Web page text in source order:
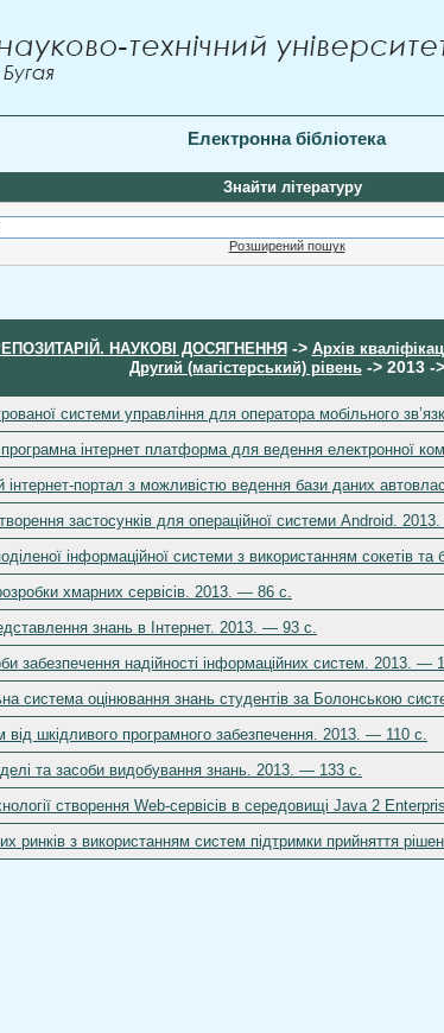
Електронна бібліотека
Знайти літературу
Розширений пошук
НАУКОВІ ДОСЯГНЕННЯ-> Архів
Другий (магістерський) рівень-> 2013 ->
системи управління для оператора мобільного
інтернет платформа для ведення електронної
інтернет-портал з можливістю ведення бази даних
застосунків для операційної системи Android.
інформаційної системи з використанням сокетів та
хмарних сервісів. 2013. — 86 c.
знань в Інтернет. 2013. — 93 c.
забезпечення надійності інформаційних систем. 2013. —
система оцінювання знань студентів за Болонською
шкідливого програмного забезпечення. 2013. — 110 c.
та засоби видобування знань. 2013. — 133 c.
створення Web-сервісів в середовищі Java 2
ринків з використанням систем підтримки прийняття